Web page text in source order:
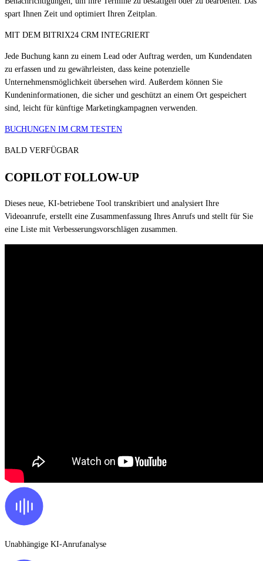
spart Ihnen Zeit und optimiert Ihren Zeitplan.
MIT DEM BITRIX24 CRM INTEGRIERT
Jede Buchung kann zu einem Lead oder Auftrag werden, um Kundendaten
zu erfassen und zu gewährleisten, dass keine potenzielle
Unternehmensmöglichkeit übersehen wird. Außerdem können Sie
Kundeninformationen, die sicher und geschützt an einem Ort gespeichert
sind, leicht für künftige Marketingkampagnen verwenden.
BUCHUNGEN IM CRM TESTEN
BALD VERFÜGBAR
COPILOT FOLLOW-UP
Dieses neue, KI-betriebene Tool transkribiert und analysiert Ihre
Videoanrufe, erstellt eine Zusammenfassung Ihres Anrufs und stellt für Sie
eine Liste mit Verbesserungsvorschlägen zusammen.
Unabhängige KI-Anrufanalyse